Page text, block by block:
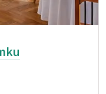
– 15.00
– 15.00